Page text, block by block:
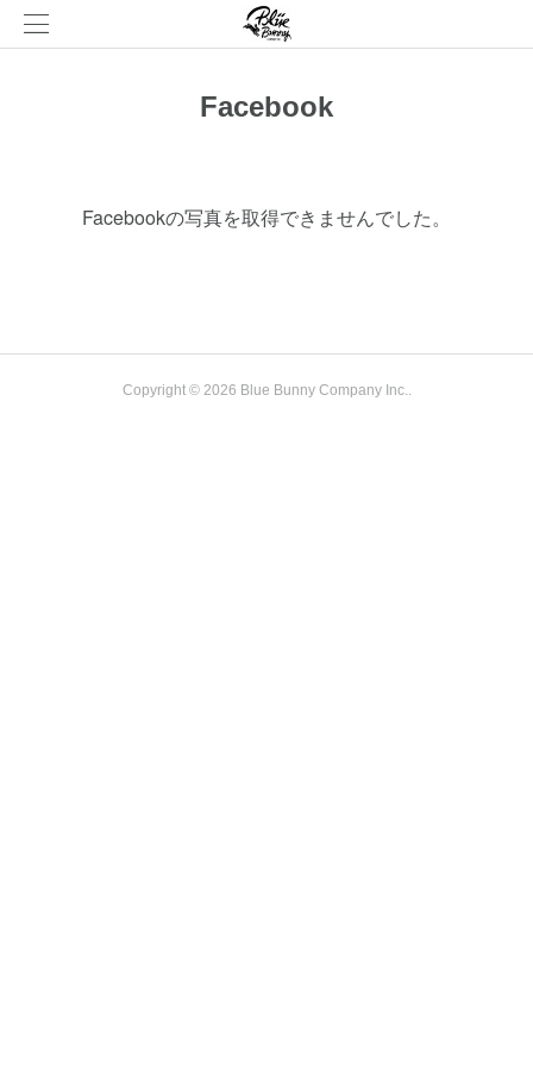
Facebook
Facebookの写真を取得できませんでした。
Copyright © 2026 Blue Bunny Company Inc..